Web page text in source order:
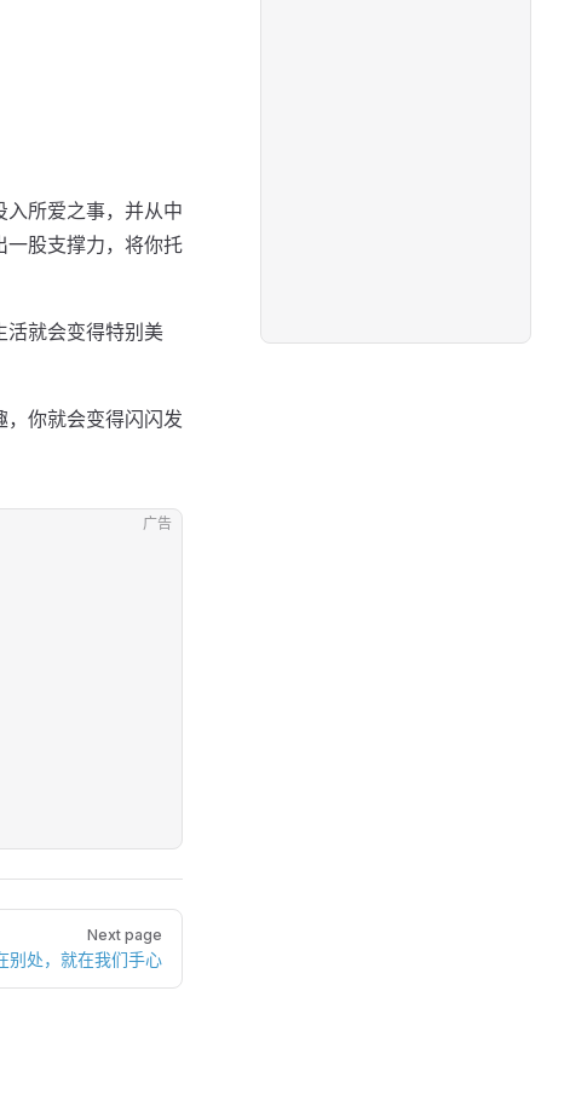
所爱之事，并从中
一股支撑力，将你托
活就会变得特别美
你就会变得闪闪发
广告
Next page
别处，就在我们手心